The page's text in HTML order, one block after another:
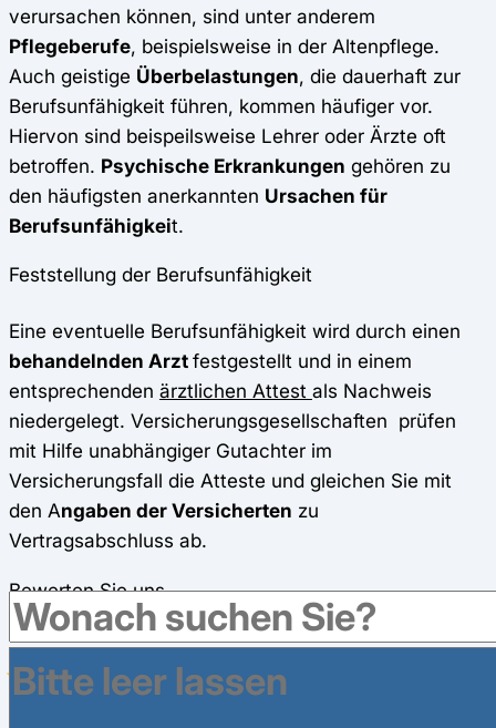
verursachen können, sind unter anderem
Pflegeberufe, beispielsweise in der Altenpflege.
Auch geistige Überbelastungen, die dauerhaft zur
Berufsunfähigkeit führen, kommen häufiger vor.
Hiervon sind beispeilsweise Lehrer oder Ärzte oft
betroffen. Psychische Erkrankungen gehören zu
den häufigsten anerkannten Ursachen für
Berufsunfähigkeit.
Feststellung der Berufsunfähigkeit
Eine eventuelle Berufsunfähigkeit wird durch einen
behandelnden Arztfestgestellt und in einem
entsprechenden ärztlichen Attest als Nachweis
niedergelegt. Versicherungsgesellschaften prüfen
mit Hilfe unabhängiger Gutachter im
Versicherungsfall die Atteste und gleichen Sie mit
den Angaben der Versicherten zu
Vertragsabschluss ab.
Bewerten Sie uns
4,8/5